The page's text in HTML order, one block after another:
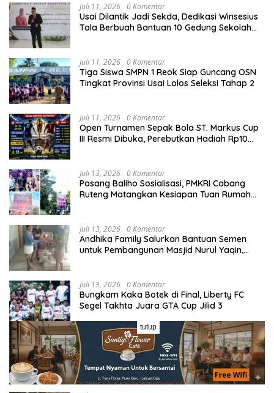
Juli 11, 2026 0 Komentar
Usai Dilantik Jadi Sekda, Dedikasi Winsesius
Tala Berbuah Bantuan 10 Gedung Sekolah
Juli 11, 2026 0 Komentar
Tiga Siswa SMPN 1 Reok Siap Guncang OSN
Tingkat Provinsi Usai Lolos Seleksi Tahap 2
Juli 11, 2026 0 Komentar
Open Turnamen Sepak Bola ST. Markus Cup
III Resmi Dibuka, Perebutkan Hadiah Rp10
Juli 13, 2026 0 Komentar
Pasang Baliho Sosialisasi, PMKRI Cabang
Ruteng Matangkan Kesiapan Tuan Rumah
Juli 13, 2026 0 Komentar
Andhika Family Salurkan Bantuan Semen
untuk Pembangunan Masjid Nurul Yaqin,
Juli 13, 2026 0 Komentar
Bungkam Kaka Botek di Final, Liberty FC
Segel Takhta Juara GTA Cup Jilid 3
Juli 13, 2026 0 Komentar
Laga Panas Grup A Sano Nggoang Cup I:
Bajo Pedia FC Tahan Imbang Viktory United
1-1, Pelatih dan Manajemen Puji Sportivitas
Tim
tutup